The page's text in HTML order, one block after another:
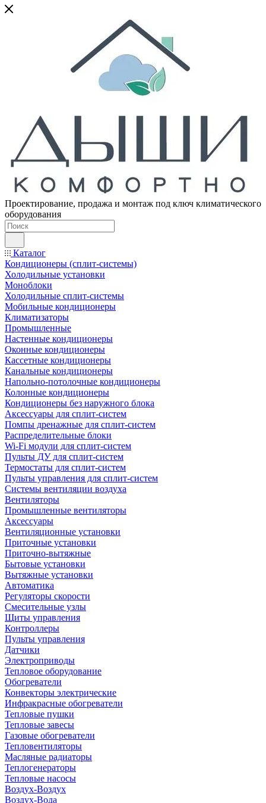
Проектирование, продажа и монтаж под ключ климатического
оборудования
Каталог
Кондиционеры (сплит-системы)
Холодильные установки
Моноблоки
Холодильные сплит-системы
Мобильные кондиционеры
Климатизаторы
Промышленные
Настенные кондиционеры
Оконные кондиционеры
Кассетные кондиционеры
Канальные кондиционеры
Напольно-потолочные кондиционеры
Колонные кондиционеры
Кондиционеры без наружного блока
Аксессуары для сплит-систем
Помпы дренажные для сплит-систем
Распределительные блоки
Wi-Fi модули для сплит-систем
Пульты ДУ для сплит-систем
Термостаты для сплит-систем
Пульты управления для сплит-систем
Системы вентиляции воздуха
Вентиляторы
Промышленные вентиляторы
Аксессуары
Вентиляционные установки
Приточные установки
Приточно-вытяжные
Бытовые установки
Вытяжные установки
Автоматика
Регуляторы скорости
Смесительные узлы
Щиты управления
Контроллеры
Пульты управления
Датчики
Электроприводы
Тепловое оборудование
Обогреватели
Конвекторы электрические
Инфракрасные обогреватели
Тепловые пушки
Тепловые завесы
Газовые обогреватели
Тепловентиляторы
Масляные радиаторы
Теплогенераторы
Тепловые насосы
Воздух-Воздух
Воздух-Вода